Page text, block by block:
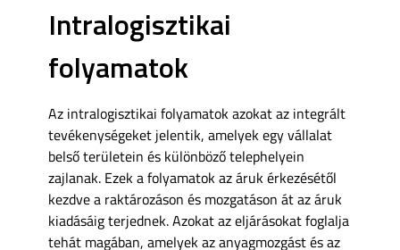
Intralogisztikai
folyamatok
Az intralogisztikai folyamatok azokat az integrált
tevékenységeket jelentik, amelyek egy vállalat
belső területein és különböző telephelyein
zajlanak. Ezek a folyamatok az áruk érkezésétől
kezdve a raktározáson és mozgatáson át az áruk
kiadásáig terjednek. Azokat az eljárásokat foglalja
tehát magában, amelyek az anyagmozgást és az